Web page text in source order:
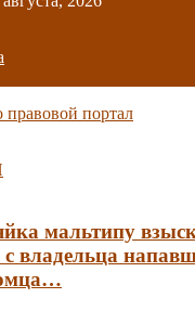
портал
мальтипу
с владельца